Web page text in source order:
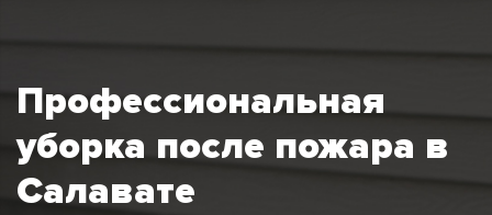
Профессиональная
уборка после пожара в
Салавате